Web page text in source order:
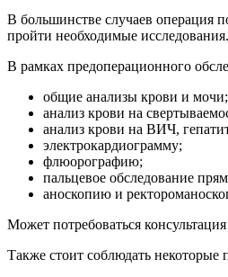
В большинстве случаев операция
пройти необходимые исследования.
В рамках предоперационного
общие анализы крови и мочи;
анализ крови на
анализ крови на ВИЧ,
электрокардиограмму;
флюорографию;
пальцевое обследование
аноскопию и
Может потребоваться
Также стоит соблюдать некоторые